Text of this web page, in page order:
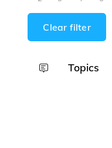
Clear filter
Topics